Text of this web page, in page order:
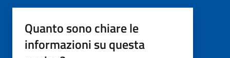
Quanto sono chiare le
informazioni su questa